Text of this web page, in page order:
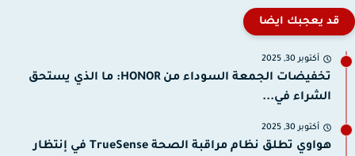
قد يعجبك ايضا
أكتوبر 30, 2025
تخفيضات الجمعة السوداء من HONOR: ما الذي يستحق
الشراء في...
أكتوبر 30, 2025
هواوي تطلق نظام مراقبة الصحة TrueSense في إنتظار